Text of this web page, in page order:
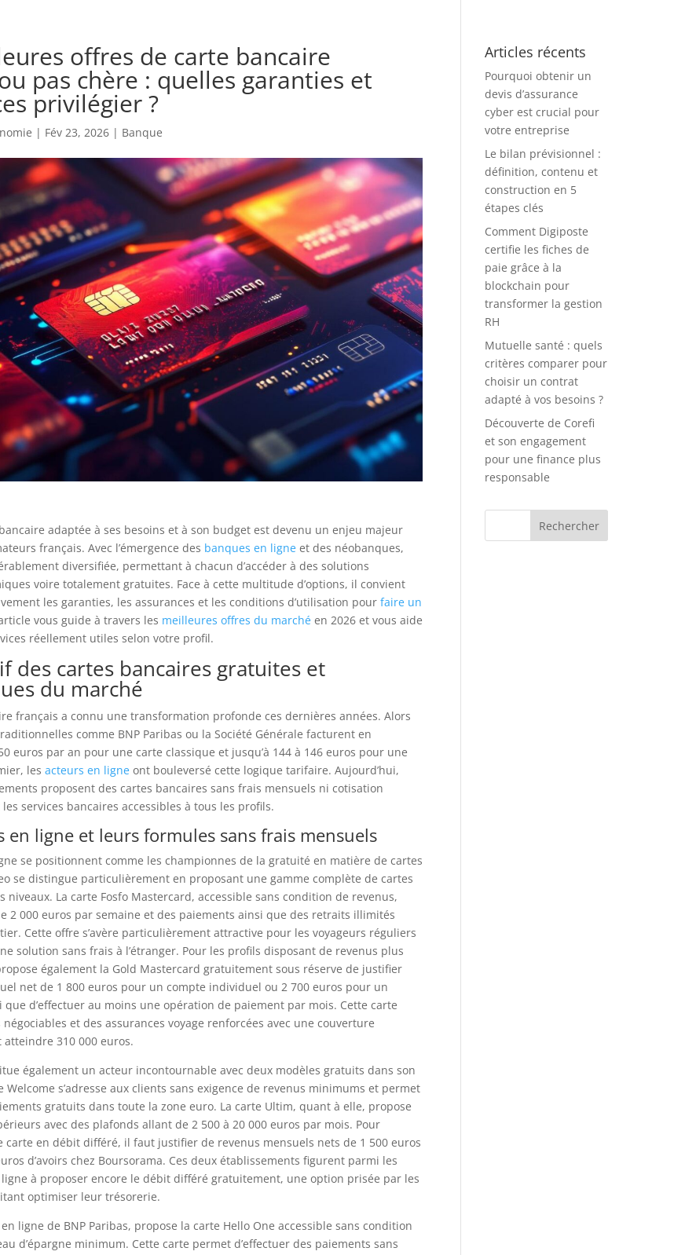
offres de carte bancaire
pas chère : quelles garanties et
privilégier ?
| Fév 23, 2026| Banque
adaptée à ses besoins et à son budget est devenu un enjeu majeur
français. Avec l’émergence des banques en ligneet des néobanques,
diversifiée, permettant à chacun d’accéder à des solutions
voire totalement gratuites. Face à cette multitude d’options, il convient
les garanties, les assurances et les conditions d’utilisation pour faire un
vous guide à travers les meilleures offres du marchéen 2026 et vous aide
réellement utiles selon votre profil.
des cartes bancaires gratuites et
du marché
français a connu une transformation profonde ces dernières années. Alors
comme BNP Paribas ou la Société Générale facturent en
euros par an pour une carte classique et jusqu’à 144 à 146 euros pour une
les acteurs en ligneont bouleversé cette logique tarifaire. Aujourd’hui,
proposent des cartes bancaires sans frais mensuels ni cotisation
services bancaires accessibles à tous les profils.
en ligne et leurs formules sans frais mensuels
se positionnent comme les championnes de la gratuité en matière de cartes
se distingue particulièrement en proposant une gamme complète de cartes
niveaux. La carte Fosfo Mastercard, accessible sans condition de revenus,
2 000 euros par semaine et des paiements ainsi que des retraits illimités
Cette offre s’avère particulièrement attractive pour les voyageurs réguliers
solution sans frais à l’étranger. Pour les profils disposant de revenus plus
également la Gold Mastercard gratuitement sous réserve de justifier
net de 1 800 euros pour un compte individuel ou 2 700 euros pour un
d’effectuer au moins une opération de paiement par mois. Cette carte
et des assurances voyage renforcées avec une couverture
310 000 euros.
également un acteur incontournable avec deux modèles gratuits dans son
Welcome s’adresse aux clients sans exigence de revenus minimums et permet
gratuits dans toute la zone euro. La carte Ultim, quant à elle, propose
avec des plafonds allant de 2 500 à 20 000 euros par mois. Pour
carte en débit différé, il faut justifier de revenus mensuels nets de 1 500 euros
d’avoirs chez Boursorama. Ces deux établissements figurent parmi les
à proposer encore le débit différé gratuitement, une option prisée par les
optimiser leur trésorerie.
ligne de BNP Paribas, propose la carte Hello One accessible sans condition
d’épargne minimum. Cette carte permet d’effectuer des paiements sans
Articles récents
Pourquoi obtenir un
devis d’assurance
cyber est crucial pour
votre entreprise
Le bilan prévisionnel :
définition, contenu et
construction en 5
étapes clés
Comment Digiposte
certifie les fiches de
paie grâce à la
blockchain pour
transformer la gestion
RH
Mutuelle santé : quels
critères comparer pour
choisir un contrat
adapté à vos besoins ?
Découverte de Corefi
et son engagement
pour une finance plus
responsable